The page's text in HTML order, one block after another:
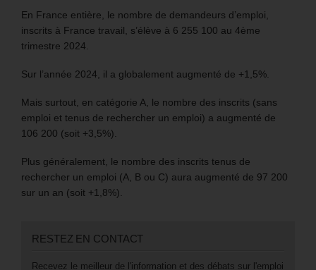
En France entière, le nombre de demandeurs d’emploi,
inscrits à France travail, s’élève à 6 255 100 au 4ème
trimestre 2024.
Sur l’année 2024, il a globalement augmenté de +1,5%.
Mais surtout, en catégorie A, le nombre des inscrits (sans
emploi et tenus de rechercher un emploi) a augmenté de
106 200 (soit +3,5%).
Plus généralement, le nombre des inscrits tenus de
rechercher un emploi (A, B ou C) aura augmenté de 97 200
sur un an (soit +1,8%).
RESTEZ EN CONTACT
Recevez le meilleur de l'information et des débats sur l'emploi